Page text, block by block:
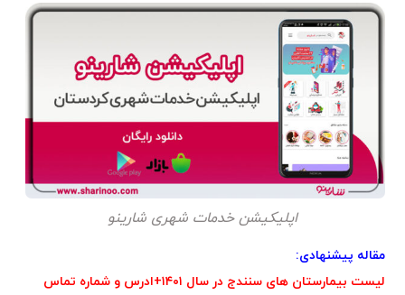
اپلیکیشن خدمات شهری شارینو
مقاله پیشنهادی:
لیست بیمارستان های سنندج در سال ۱۴۰۱+ادرس و شماره تماس